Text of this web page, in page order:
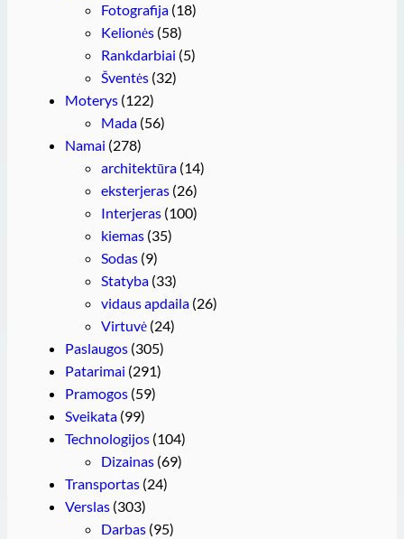
Fotografija (18)
Kelionės (58)
Rankdarbiai (5)
Šventės (32)
Moterys (122)
Mada (56)
Namai (278)
architektūra (14)
eksterjeras (26)
Interjeras (100)
kiemas (35)
Sodas (9)
Statyba (33)
vidaus apdaila (26)
Virtuvė (24)
Paslaugos (305)
Patarimai (291)
Pramogos (59)
Sveikata (99)
Technologijos (104)
Dizainas (69)
Transportas (24)
Verslas (303)
Darbas (95)